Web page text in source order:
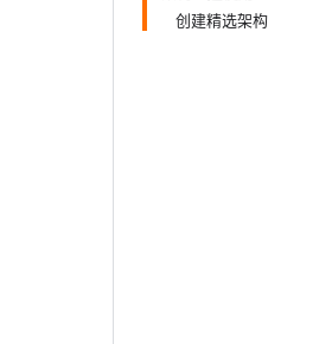
创建精选架构